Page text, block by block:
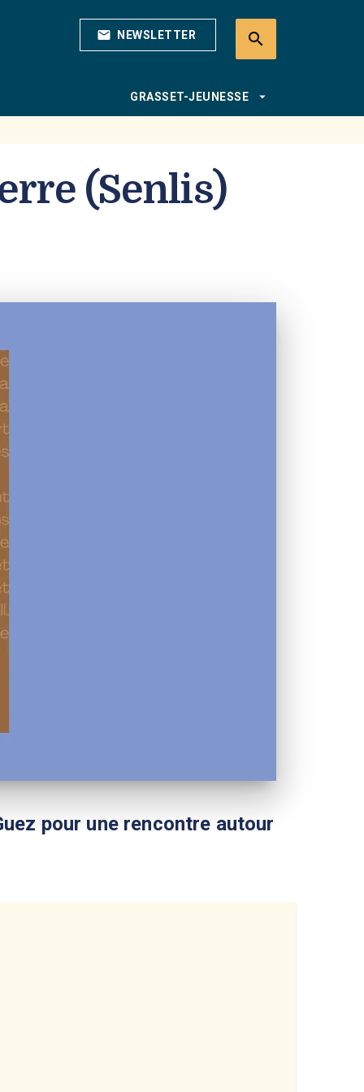
mail NEWSLETTER search
GRASSET-JEUNESSE arrow_drop_down
(Senlis)
pour une rencontre autour